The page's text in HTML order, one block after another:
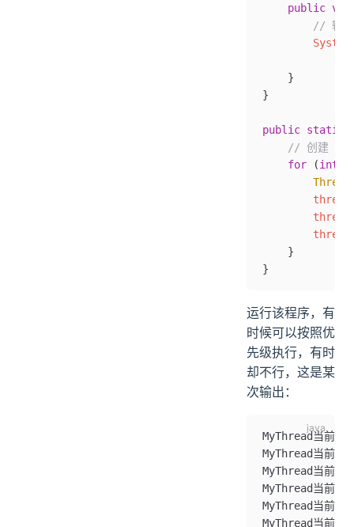
    public
// 输出
        System
    }
}
public static
// 创建 10
    for
(int
        Thread
        thread
        thread
        thread
    }
}
运行该程序，有
时候可以按照优
先级执行，有时
却不行，这是某
次输出：
MyThread当前线
MyThread当前线
MyThread当前线
MyThread当前线
MyThread当前线
MyThread当前线